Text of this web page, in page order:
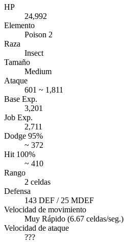
HP
24,992
Elemento
Poison 2
Raza
Insect
Tamaño
Medium
Ataque
601 ~ 1,811
Base Exp.
3,201
Job Exp.
2,711
Dodge 95%
~ 372
Hit 100%
~ 410
Rango
2 celdas
Defensa
143 DEF / 25 MDEF
Velocidad de movimiento
Muy Rápido (6.67 celdas/seg.)
Velocidad de ataque
???